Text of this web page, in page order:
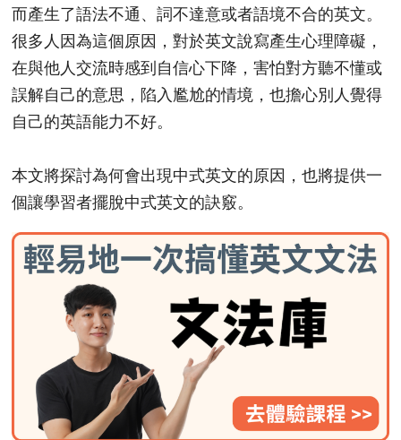
而產生了語法不通、詞不達意或者語境不合的英文。
很多人因為這個原因，對於英文說寫產生心理障礙，
在與他人交流時感到自信心下降，害怕對方聽不懂或
誤解自己的意思，陷入尷尬的情境，也擔心別人覺得
自己的英語能力不好。
本文將探討為何會出現中式英文的原因，也將提供一
個讓學習者擺脫中式英文的訣竅。